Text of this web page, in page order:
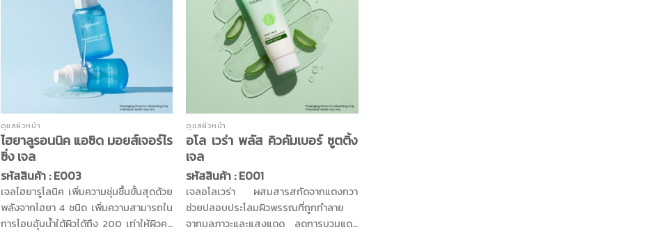
ดูแลผิวหน้า
ไฮยาลูรอนนิค แอซิด มอยส์เจอร์ไร
ซิ่ง เจล
รหัสสินค้า : E003
เจลไฮยารูโลนิค เพิ่มความชุ่มชื้นขั้นสุดด้วย
พลังจากไฮยา 4 ชนิด เพิ่มความสามารถใน
การโอบอุ้มน้ำใต้ผิวได้ถึง 200 เท่าให้ผิวคง
ดูแลผิวหน้า
อโล เวร่า พลัส คิวคัมเบอร์ ซูตติ้ง
เจล
รหัสสินค้า : E001
เจลอโลเวร่า ผสมสารสกัดจากแตงกวา
ช่วยปลอบประโลมผิวพรรณที่ถูกทำลาย
จากมลภาวะและแสงแดด ลดการบวมแดง